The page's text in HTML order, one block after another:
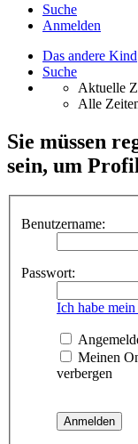
Suche
Anmelden
Das andere Kind
Suche
Aktuelle
Alle
Sie müssen
sein, um
Benutzername:
Passwort:
Ich habe mein
Meinen
verbergen